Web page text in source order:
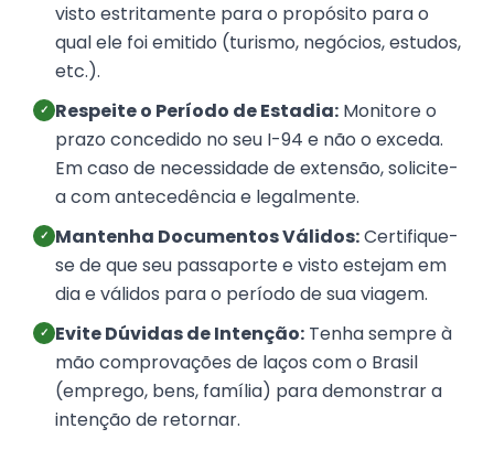
visto estritamente para o propósito para o
qual ele foi emitido (turismo, negócios, estudos,
etc.).
✓ Respeite o Período de Estadia: Monitore o
prazo concedido no seu I-94 e não o exceda.
Em caso de necessidade de extensão, solicite-
a com antecedência e legalmente.
✓ Mantenha Documentos Válidos:Certifique-
se de que seu passaporte e visto estejam em
dia e válidos para o período de sua viagem.
✓ Evite Dúvidas de Intenção: Tenha sempre à
mão comprovações de laços com o Brasil
(emprego, bens, família) para demonstrar a
intenção de retornar.